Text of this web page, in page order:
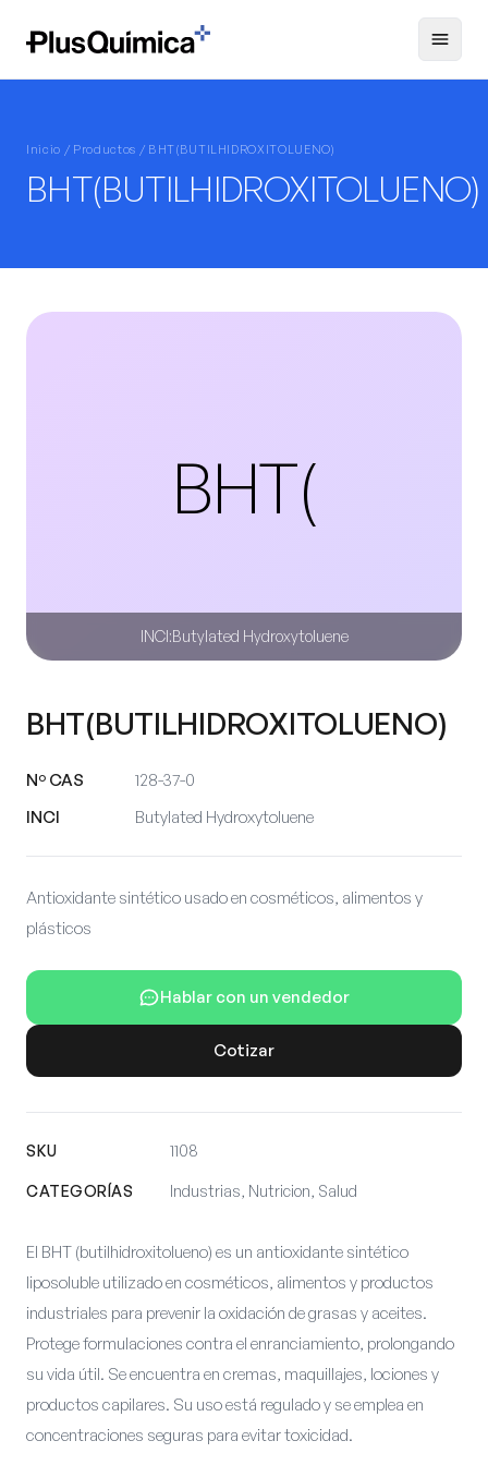
Inicio / Productos / BHT(BUTILHIDROXITOLUENO)
BHT(BUTILHIDROXITOLUENO)
BHT(
INCI:Butylated Hydroxytoluene
BHT(BUTILHIDROXITOLUENO)
Nº CAS
128-37-0
INCI
Butylated Hydroxytoluene
Antioxidante sintético usado en cosméticos, alimentos y
plásticos
Hablar con un vendedor
Cotizar
SKU 1108
CATEGORÍAS Industrias, Nutricion, Salud
El BHT (butilhidroxitolueno) es un antioxidante sintético
liposoluble utilizado en cosméticos, alimentos y productos
industriales para prevenir la oxidación de grasas y aceites.
Protege formulaciones contra el enranciamiento, prolongando
su vida útil. Se encuentra en cremas, maquillajes, lociones y
productos capilares. Su uso está regulado y se emplea en
concentraciones seguras para evitar toxicidad.